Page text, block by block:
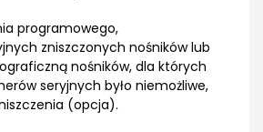
programowego,
zniszczonych nośników lub
nośników, dla których
seryjnych było niemożliwe,
(opcja).